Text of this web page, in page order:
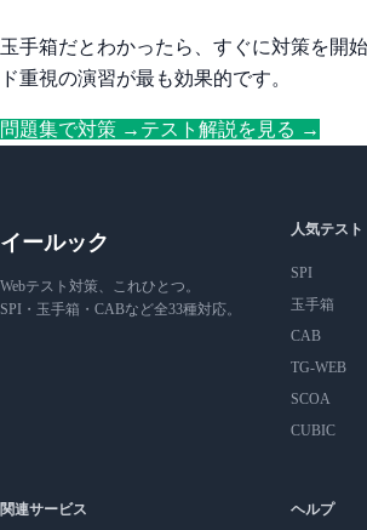
玉手箱だとわかったら、すぐに対策を開
ド重視の演習が最も効果的です。
問題集で対策 → テスト解説を見る →
イールック
Webテスト対策、これひとつ。
SPI・玉手箱・CABなど全33種対応。
人気テスト
SPI
玉手箱
CAB
TG-WEB
SCOA
CUBIC
関連サービス ヘルプ